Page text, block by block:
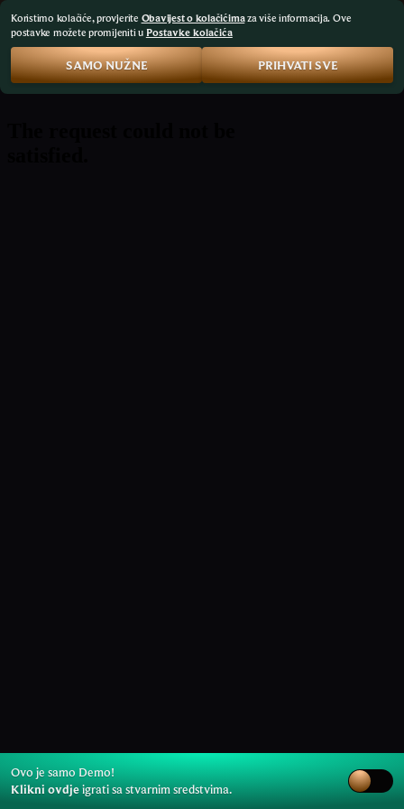
Ovo je samo Demo!
Klikni ovdjeigrati sa stvarnim sredstvima.
Koristimo kolačiće, provjerite Obavijest o kolačićimaza više informacija. Ove
postavke možete promijeniti u Postavke kolačića
SAMO NUŽNE PRIHVATI SVE